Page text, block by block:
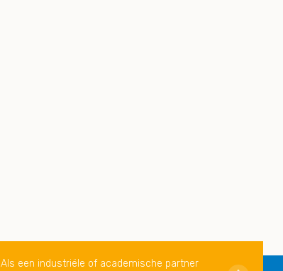
Als een industriële of academische partner